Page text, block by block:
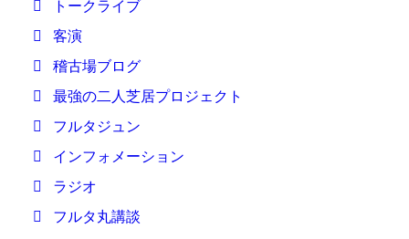
トークライブ
客演
稽古場ブログ
最強の二人芝居プロジェクト
フルタジュン
インフォメーション
ラジオ
フルタ丸講談